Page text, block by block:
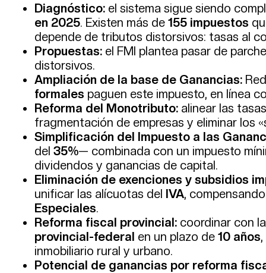
Diagnóstico: el sistema sigue siendo
en 2025. Existen más de 155 impuestos
depende de tributos distorsivos: tasas al
Propuestas: el FMI plantea pasar de
distorsivos.
Ampliación de la base de Ganancias:
formales paguen este impuesto, en línea
Reforma del Monotributo: alinear las
fragmentación de empresas y eliminar los
Simplificación del Impuesto a las
del 35%— combinada con un impuesto
dividendos y ganancias de capital.
Eliminación de exenciones y subsidios
unificar las alícuotas del IVA,
Especiales.
Reforma fiscal provincial: coordinar con
provincial-federal en un plazo de 10 años
inmobiliario rural y urbano.
Potencial de ganancias por reforma